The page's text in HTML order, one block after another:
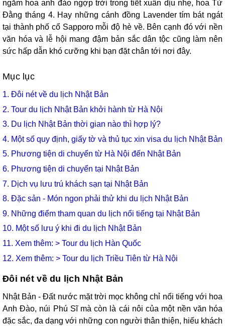
ngắm hoa anh đào ngợp trời trong tiết xuân dịu nhẹ, hoa Tử
Đằng tháng 4. Hay những cánh đồng Lavender tím bát ngát
tại thành phố cổ Sapporo mỗi độ hè về. Bên cạnh đó với nền
văn hóa và lễ hội mang đậm bản sắc dân tộc cũng làm nên
sức hấp dẫn khó cưỡng khi bạn đặt chân tới nơi đây.
Mục lục
1. Đôi nét về du lịch Nhật Bản
2. Tour du lịch Nhật Bản khởi hành từ Hà Nội
3. Du lịch Nhật Bản thời gian nào thì hợp lý?
4. Một số quy định, giấy tờ và thủ tục xin visa du lịch Nhật Bản
5. Phương tiện di chuyển từ Hà Nội đến Nhật Bản
6. Phương tiện di chuyển tại Nhật Bản
7. Dịch vụ lưu trú khách sạn tại Nhật Bản
8. Đặc sản - Món ngon phải thử khi du lịch Nhật Bản
9. Những điểm tham quan du lịch nổi tiếng tại Nhật Bản
10. Một số lưu ý khi đi du lịch Nhật Bản
11. Xem thêm: > Tour du lịch Hàn Quốc
12. Xem thêm: > Tour du lịch Triều Tiên từ Hà Nội
Đôi nét về du lịch Nhật Bản
Nhật Bản - Đất nước mặt trời mọc không chỉ nổi tiếng với hoa
Anh Đào, núi Phú Sĩ mà còn là cái nôi của một nền văn hóa
đặc sắc, đa dạng với những con người thân thiện, hiếu khách